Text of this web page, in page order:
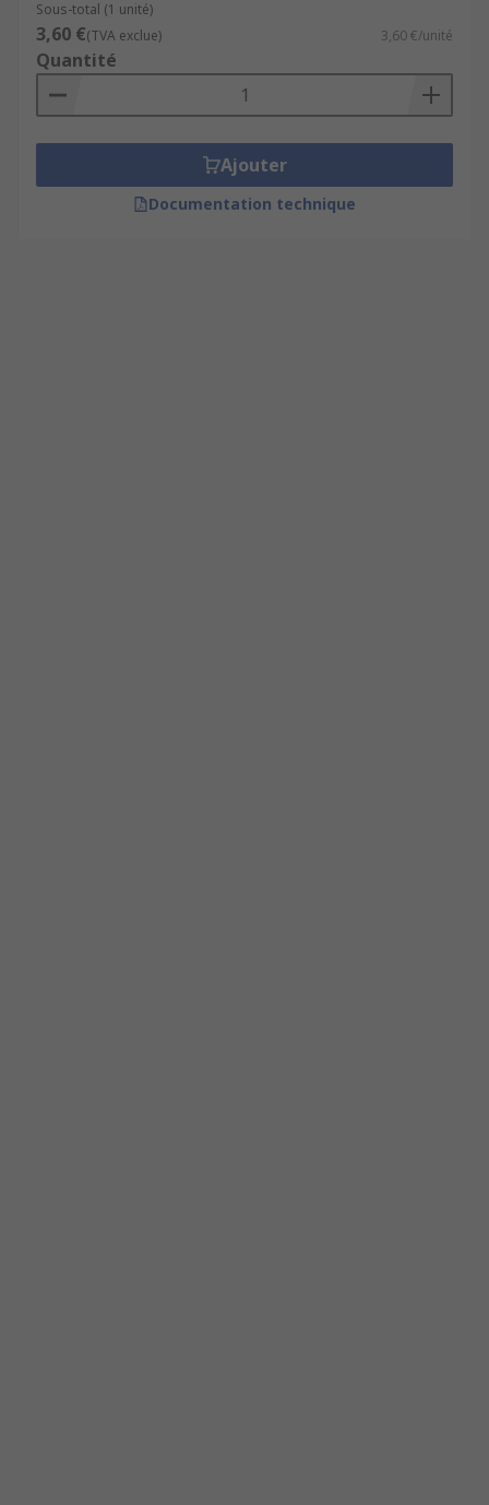
Sous-total (1 unité)
3,60 €(TVA exclue) 3,60 €/unité
Quantité
Ajouter
Documentation technique